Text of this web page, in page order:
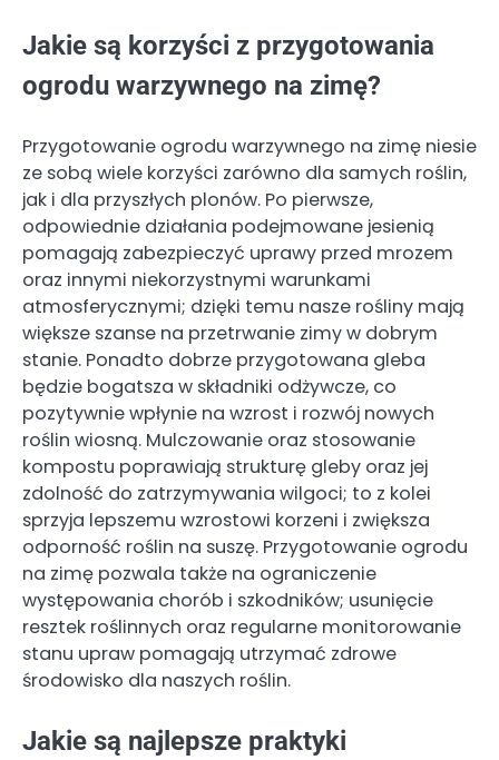
Jakie są korzyści z przygotowania
ogrodu warzywnego na zimę?
Przygotowanie ogrodu warzywnego na zimę niesie
ze sobą wiele korzyści zarówno dla samych roślin,
jak i dla przyszłych plonów. Po pierwsze,
odpowiednie działania podejmowane jesienią
pomagają zabezpieczyć uprawy przed mrozem
oraz innymi niekorzystnymi warunkami
atmosferycznymi; dzięki temu nasze rośliny mają
większe szanse na przetrwanie zimy w dobrym
stanie. Ponadto dobrze przygotowana gleba
będzie bogatsza w składniki odżywcze, co
pozytywnie wpłynie na wzrost i rozwój nowych
roślin wiosną. Mulczowanie oraz stosowanie
kompostu poprawiają strukturę gleby oraz jej
zdolność do zatrzymywania wilgoci; to z kolei
sprzyja lepszemu wzrostowi korzeni i zwiększa
odporność roślin na suszę. Przygotowanie ogrodu
na zimę pozwala także na ograniczenie
występowania chorób i szkodników; usunięcie
resztek roślinnych oraz regularne monitorowanie
stanu upraw pomagają utrzymać zdrowe
środowisko dla naszych roślin.
Jakie są najlepsze praktyki